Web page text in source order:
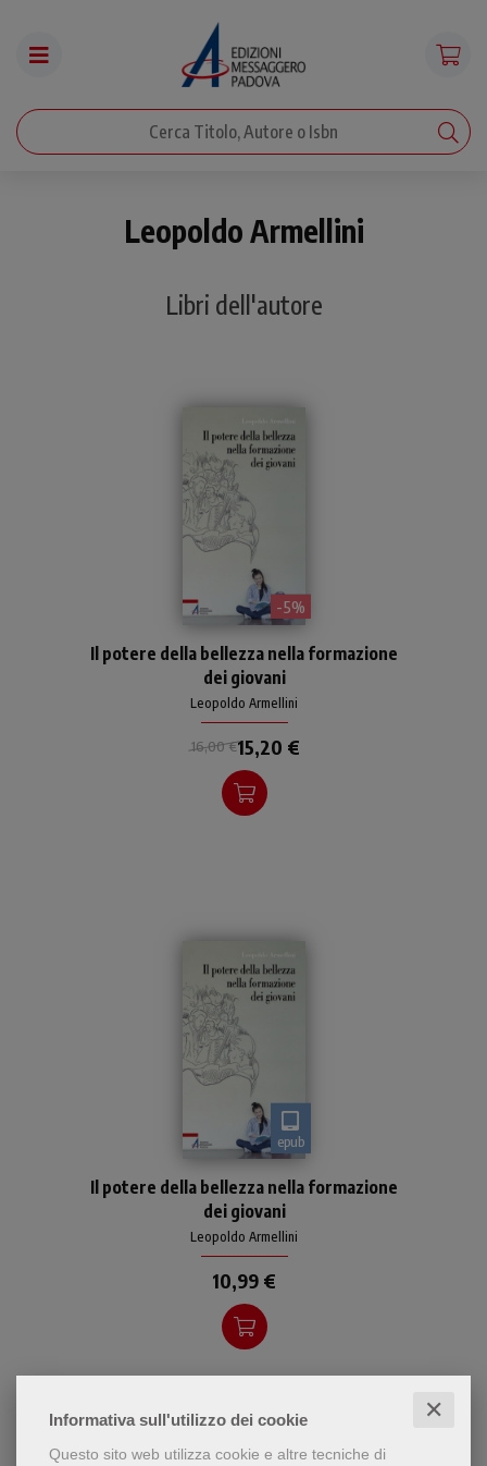
Informativa sull'utilizzo dei cookie ✕
Questo sito web utilizza cookie e altre tecniche di
Leopoldo Armellini
Libri dell'autore
- 5%
bellezza, speranza per i
giovani, fondamento per
varcare l'attuale crisi di
valori.
Il potere della bellezza nella formazione
dei giovani
Leopoldo Armellini
16,00 €15,20 €
epub
l'educazione alla bellezza
permetta ai giovani, ma non
solo, di riscoprire le proprie
nobili origini
Il potere della bellezza nella formazione
dei giovani
Leopoldo Armellini
10,99 €